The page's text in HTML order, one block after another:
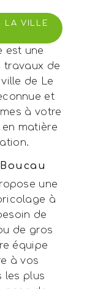
LA VILLE
est une
travaux de
de Le
et
à votre
matière
une
à
de
de gros
équipe
à vos
les plus